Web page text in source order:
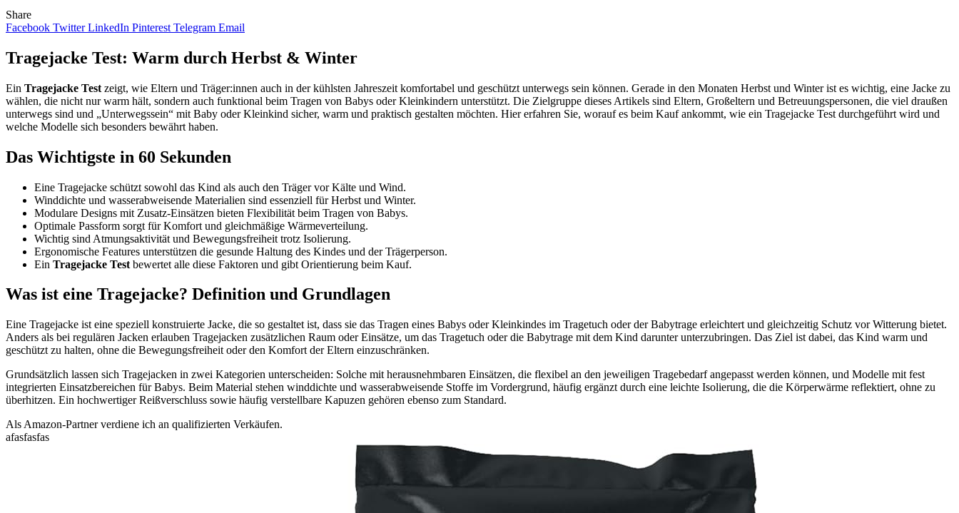
Share
Facebook Twitter LinkedIn Pinterest Telegram Email
Tragejacke Test: Warm durch Herbst & Winter
Ein Tragejacke Test zeigt, wie Eltern und Träger:innen auch in der kühlsten Jahreszeit komfortabel und geschützt unterwegs sein können. Gerade in den Monaten Herbst und Winter ist es wichtig, eine Jacke zu
wählen, die nicht nur warm hält, sondern auch funktional beim Tragen von Babys oder Kleinkindern unterstützt. Die Zielgruppe dieses Artikels sind Eltern, Großeltern und Betreuungspersonen, die viel draußen
unterwegs sind und „Unterwegssein“ mit Baby oder Kleinkind sicher, warm und praktisch gestalten möchten. Hier erfahren Sie, worauf es beim Kauf ankommt, wie ein Tragejacke Test durchgeführt wird und
welche Modelle sich besonders bewährt haben.
Das Wichtigste in 60 Sekunden
Eine Tragejacke schützt sowohl das Kind als auch den Träger vor Kälte und Wind.
Winddichte und wasserabweisende Materialien sind essenziell für Herbst und Winter.
Modulare Designs mit Zusatz-Einsätzen bieten Flexibilität beim Tragen von Babys.
Optimale Passform sorgt für Komfort und gleichmäßige Wärmeverteilung.
Wichtig sind Atmungsaktivität und Bewegungsfreiheit trotz Isolierung.
Ergonomische Features unterstützen die gesunde Haltung des Kindes und der Trägerperson.
Ein Tragejacke Test bewertet alle diese Faktoren und gibt Orientierung beim Kauf.
Was ist eine Tragejacke? Definition und Grundlagen
Eine Tragejacke ist eine speziell konstruierte Jacke, die so gestaltet ist, dass sie das Tragen eines Babys oder Kleinkindes im Tragetuch oder der Babytrage erleichtert und gleichzeitig Schutz vor Witterung bietet.
Anders als bei regulären Jacken erlauben Tragejacken zusätzlichen Raum oder Einsätze, um das Tragetuch oder die Babytrage mit dem Kind darunter unterzubringen. Das Ziel ist dabei, das Kind warm und
geschützt zu halten, ohne die Bewegungsfreiheit oder den Komfort der Eltern einzuschränken.
Grundsätzlich lassen sich Tragejacken in zwei Kategorien unterscheiden: Solche mit herausnehmbaren Einsätzen, die flexibel an den jeweiligen Tragebedarf angepasst werden können, und Modelle mit fest
integrierten Einsatzbereichen für Babys. Beim Material stehen winddichte und wasserabweisende Stoffe im Vordergrund, häufig ergänzt durch eine leichte Isolierung, die die Körperwärme reflektiert, ohne zu
überhitzen. Ein hochwertiger Reißverschluss sowie häufig verstellbare Kapuzen gehören ebenso zum Standard.
Als Amazon-Partner verdiene ich an qualifizierten Verkäufen.
afasfasfas